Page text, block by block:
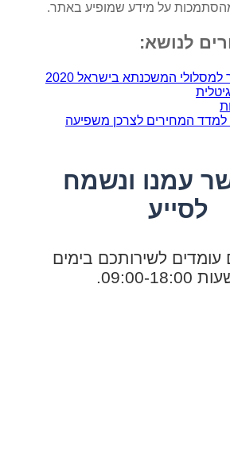
על מידע שמופיע באתר.
לנושא:
המשכנתא בישראל 2020
המחירים לצרכן משפיעה
עמנו ונשמח
לסייע
עומדים לשירותכם בימים
18:00.